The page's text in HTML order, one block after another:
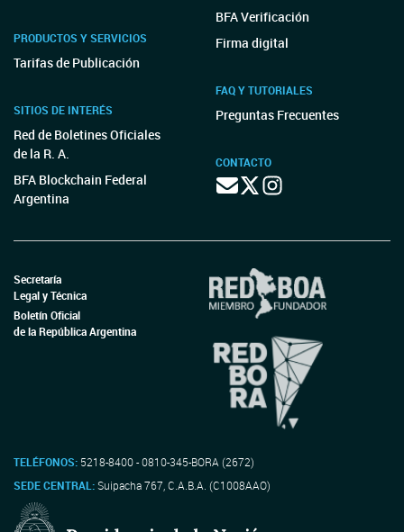
PRODUCTOS Y SERVICIOS
Tarifas de Publicación
SITIOS DE INTERÉS
Red de Boletines Oficiales
de la R. A.
BFA Blockchain Federal
Argentina
BFA Verificación
Firma digital
FAQ Y TUTORIALES
Preguntas Frecuentes
CONTACTO
Secretaría
Legal y Técnica
Boletín Oficial
de la República Argentina
TELÉFONOS: 5218-8400 - 0810-345-BORA (2672)
SEDE CENTRAL:Suipacha 767, C.A.B.A. (C1008AAO)